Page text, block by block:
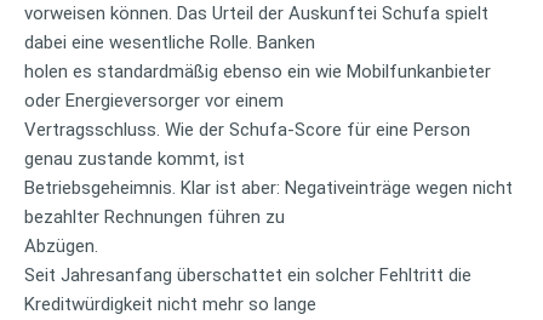
vorweisen können. Das Urteil der Auskunftei Schufa spielt
dabei eine wesentliche Rolle. Banken
holen es standardmäßig ebenso ein wie Mobilfunkanbieter
oder Energieversorger vor einem
Vertragsschluss. Wie der Schufa-Score für eine Person
genau zustande kommt, ist
Betriebsgeheimnis. Klar ist aber: Negativeinträge wegen nicht
bezahlter Rechnungen führen zu
Abzügen.
Seit Jahresanfang überschattet ein solcher Fehltritt die
Kreditwürdigkeit nicht mehr so lange